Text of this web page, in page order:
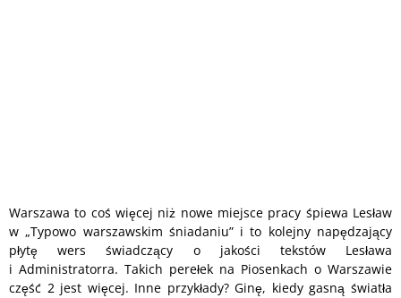
Warszawa to coś więcej niż nowe miejsce pracy śpiewa Lesław
w „Typowo warszawskim śniadaniu” i to kolejny napędzający
płytę wers świadczący o jakości tekstów Lesława
i Administratorra. Takich perełek na Piosenkach o Warszawie
część 2 jest więcej. Inne przykłady? Ginę, kiedy gasną światła